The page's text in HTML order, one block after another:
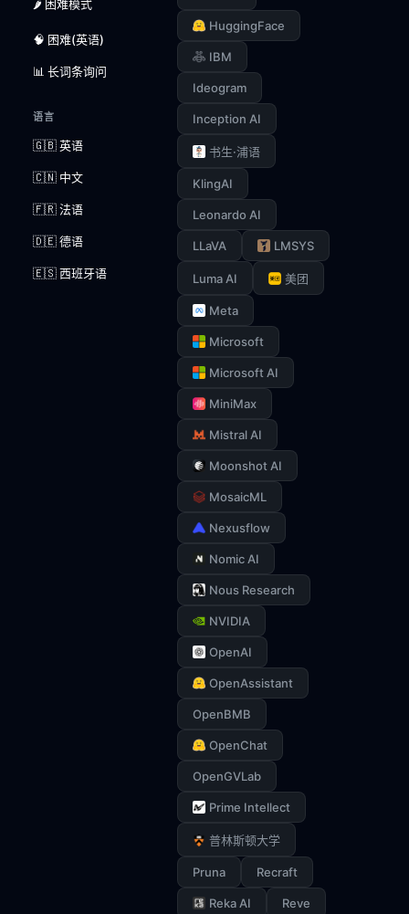
🌶️ 困难模式
🧠 困难(英语)
📊 长词条询问
语言
🇬🇧 英语
🇨🇳 中文
🇫🇷 法语
🇩🇪 德语
🇪🇸 西班牙语
HuggingFace
IBM
Ideogram
Inception AI
书生·浦语
KlingAI
Leonardo AI
LLaVA LMSYS
Luma AI 美团
Meta
Microsoft
Microsoft AI
MiniMax
Mistral AI
Moonshot AI
MosaicML
Nexusflow
Nomic AI
Nous Research
NVIDIA
OpenAI
OpenAssistant
OpenBMB
OpenChat
OpenGVLab
Prime Intellect
普林斯顿大学
Pruna Recraft
Reka AI Reve